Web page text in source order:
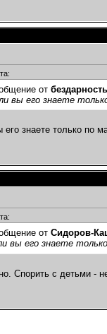
от бездарность
вы его знаете
его знаете только по
от Сидоров-
вы его знаете
Спорить с детьми -